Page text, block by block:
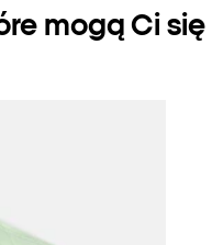
mogą Ci się